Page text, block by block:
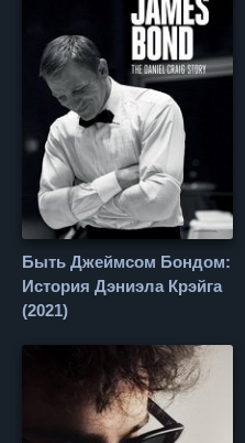
Быть Джеймсом Бондом:
История Дэниэла Крэйга
(2021)